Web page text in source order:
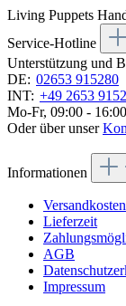
Living Puppets
Service-Hotline
Unterstützung und
DE: 02653 915280
INT: +49 2653
Mo-Fr, 09:00 -
Oder über unser
Informationen
Versandkosten
Lieferzeit
AGB
Impressum